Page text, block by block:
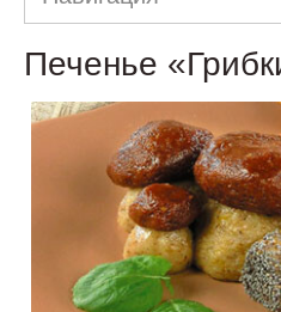
Печенье